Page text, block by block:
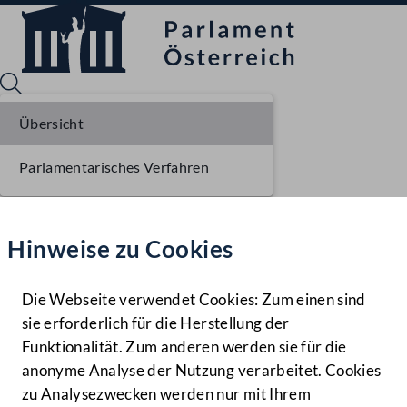
Hilfe
Benutzer
Navigationsmenü öffnen
MENÜ
Hinweise zu Cookies
Die Webseite verwendet Cookies: Zum einen sind
sie erforderlich für die Herstellung der
Funktionalität. Zum anderen werden sie für die
anonyme Analyse der Nutzung verarbeitet. Cookies
zu Analysezwecken werden nur mit Ihrem
Übersicht
Parlamentarisches Verfahren